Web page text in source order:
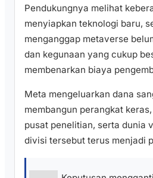
Pendukungnya melihat
menyiapkan teknologi baru,
menganggap metaverse
dan kegunaan yang cukup
membenarkan biaya
Meta mengeluarkan dana
membangun perangkat
pusat penelitian, serta dunia
divisi tersebut terus menjadi